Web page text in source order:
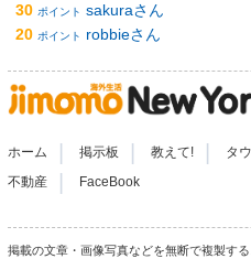
30 ポイント sakuraさん
20 ポイント robbieさん
ホーム 掲示板 教えて! タ
不動産 FaceBook
掲載の文章・画像写真などを無断で複製す